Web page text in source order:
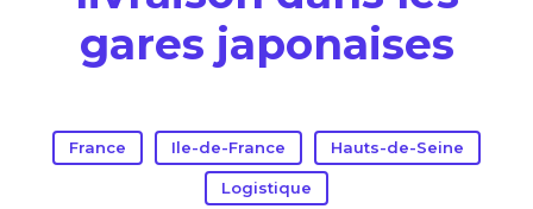
gares japonaises
France Ile-de-France Hauts-de-Seine
Logistique